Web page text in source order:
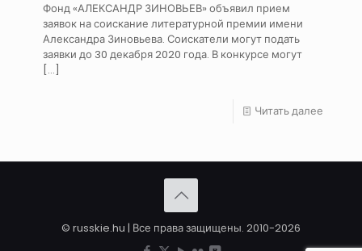
Фонд «АЛЕКСАНДР ЗИНОВЬЕВ» объявил прием
заявок на соискание литературной премии имени
Александра Зиновьева. Соискатели могут подать
заявки до 30 декабря 2020 года. В конкурсе могут
[…]
Читать далее
© russkie.hu | Все права защищены. 2010-2026